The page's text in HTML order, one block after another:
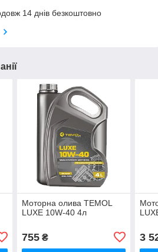
14 днів безкоштовно
Моторна олива TEMOL
LUXE 10W-40 4л
755₴ 3